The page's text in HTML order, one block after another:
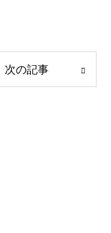
次の記事